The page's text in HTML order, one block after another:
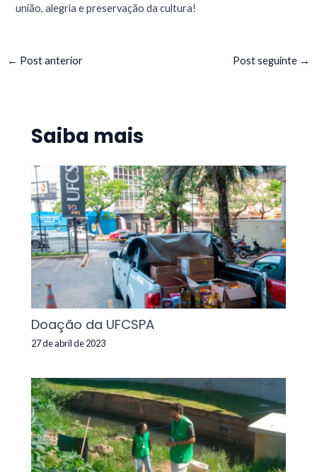
união, alegria e preservação da cultura!
← Post anterior Post seguinte →
Saiba mais
Doação da UFCSPA
27 de abril de 2023